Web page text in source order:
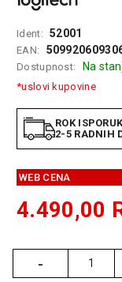
PERIFERIJE
GAMING
EELEKTRO
ZAŠTITA
SOLARNI
SISTEMI
OPREMA
ŠTAMPAČI,
FOTOAPARATI
Ident: 52001
EAN:
Dostupnost: Na
*uslovi kupovine
ROK
2-5 RADNIH
WEB CENA
4.490,00
-
Količina